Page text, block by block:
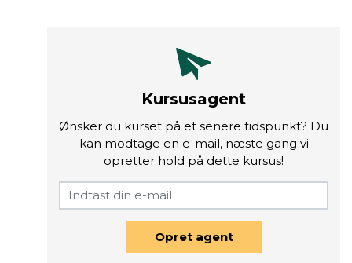
Kursusagent
Ønsker du kurset på et senere tidspunkt? Du
kan modtage en e-mail, næste gang vi
opretter hold på dette kursus!
Opret agent